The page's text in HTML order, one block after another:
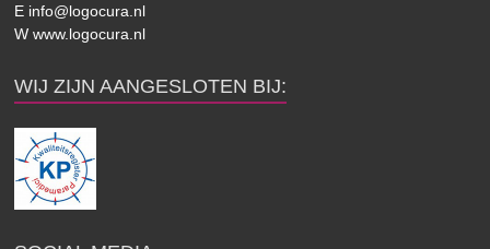
E info@logocura.nl
W www.logocura.nl
WIJ ZIJN AANGESLOTEN BIJ: